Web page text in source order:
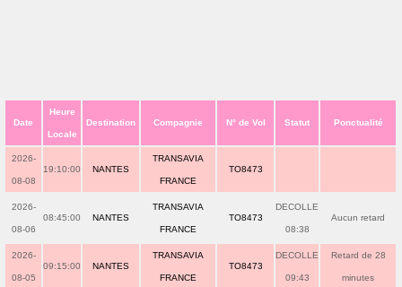
Date
Heure
Locale
Destination Compagnie N° de Vol Statut Ponctualité
2026-
08-08
19:10:00 NANTES
TRANSAVIA
FRANCE
TO8473
2026-
08-06
08:45:00 NANTES
TRANSAVIA
FRANCE
TO8473
DECOLLE
08:38
Aucun retard
2026-
08-05
09:15:00 NANTES
TRANSAVIA
FRANCE
TO8473
DECOLLE
09:43
Retard de 28
minutes